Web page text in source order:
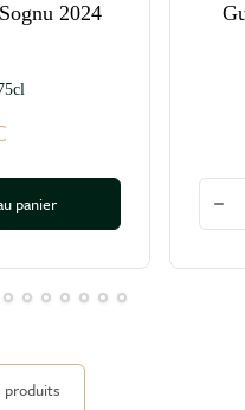
2024
panier
produits